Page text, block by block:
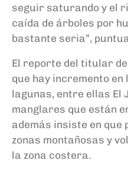
seguir saturando y el
caída de árboles por
bastante seria”,
El reporte del titular
que hay incremento en
lagunas, entre ellas El
manglares que están
además insiste en
zonas montañosas y
la zona costera.